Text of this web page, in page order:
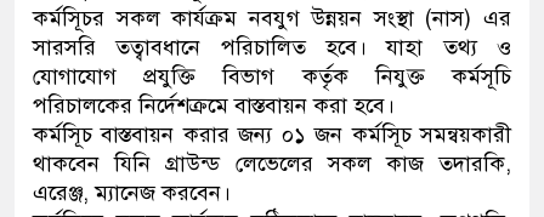
কর্মসূিচর সকল কার্যক্রম নবযুগ উন্নয়ন সংস্থা (নাস) এর
সারসরি তত্বাবধানে পরিচালিত হবে। যাহা তথ্য ও
যোগাযোগ প্রযুক্তি বিভাগ কর্তৃক নিযুক্ত কর্মসূচি
পরিচালকের নির্দেশক্রমে বাস্তবায়ন করা হবে।
কর্মসূিচ বাস্তবায়ন করার জন্য ০১ জন কর্মসূিচ সমন্বয়কারী
থাকবেন যিনি গ্রাউন্ড লেভেলের সকল কাজ তদারকি,
এরেঞ্জ, ম্যানেজ করবেন।